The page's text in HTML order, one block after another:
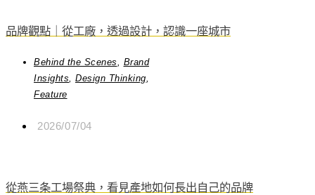
品牌觀點｜從工廠，透過設計，認識一座城市
Behind the Scenes
Brand
Insights
Design Thinking
Feature
2026/07/04
從燕三条工場祭典，看見產地如何長出自己的品牌